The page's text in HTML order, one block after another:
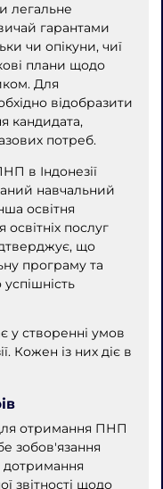
легальне
гарантами
чи опікуни, чиї
плани щодо
Для
відобразити
кандидата,
потреб.
в Індонезії
навчальний
освітня
послуг
що
програму та
у створенні умов
Кожен із них діє в
отримання ПНП
зобов'язання
дотримання
звітності щодо